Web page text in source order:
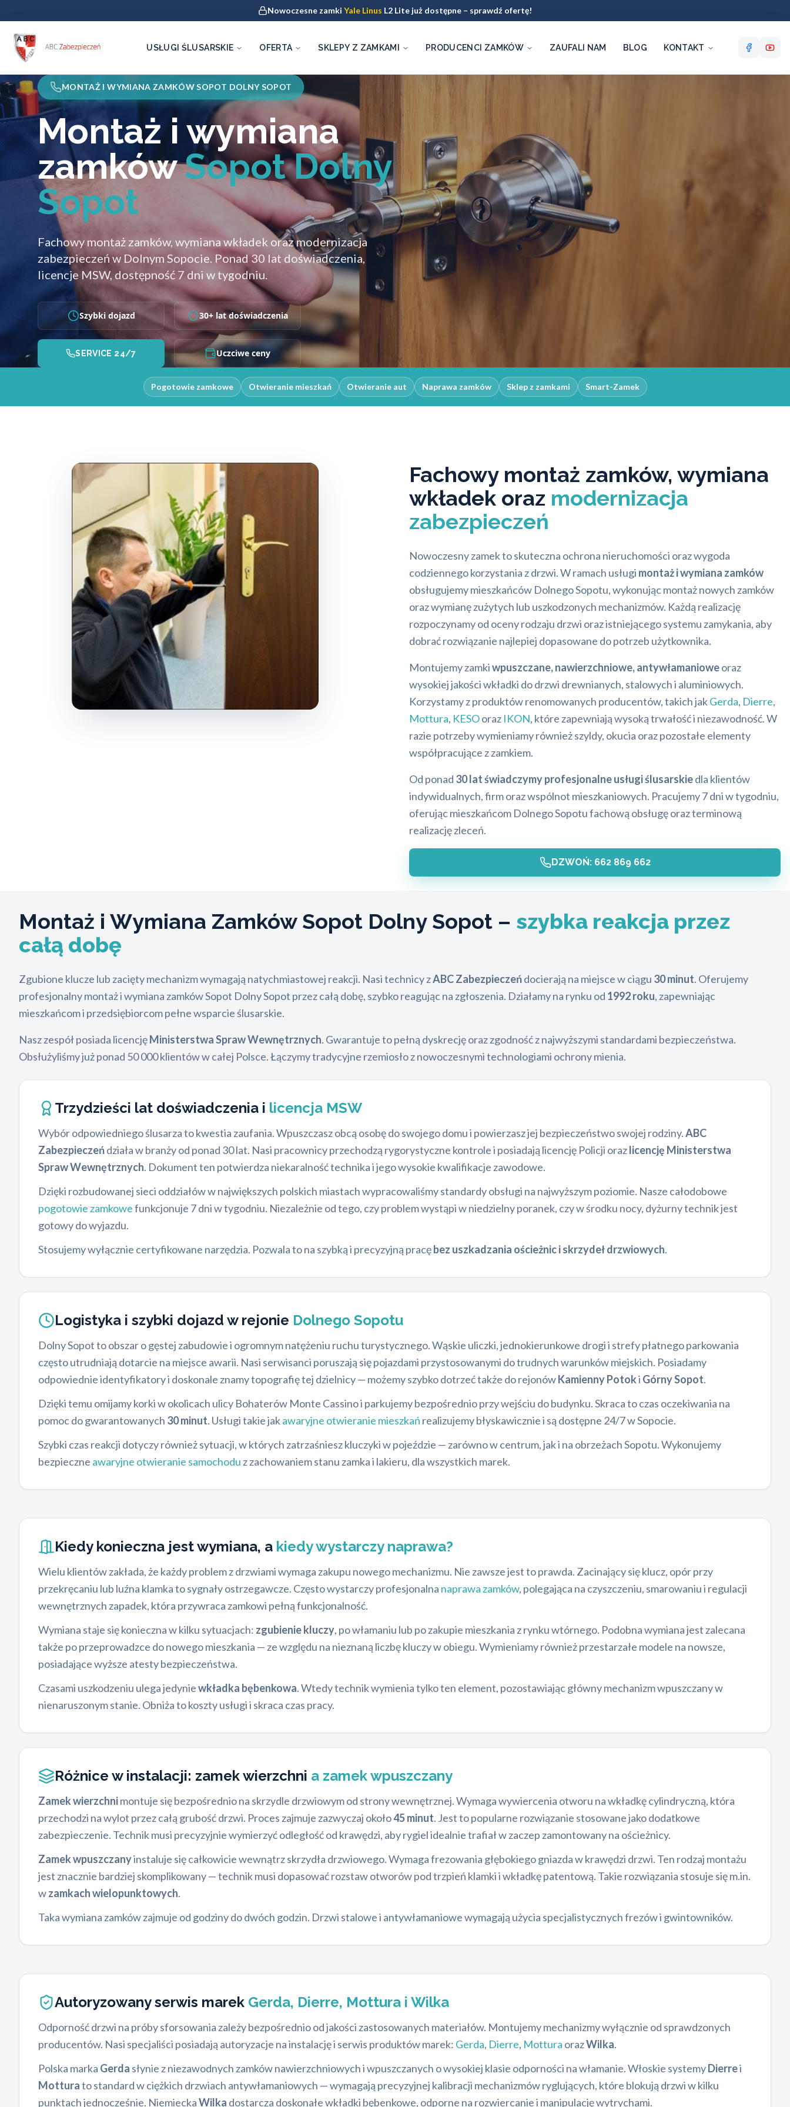
Nowoczesne zamki Yale Linus L2 Lite już dostępne – sprawdź ofertę!
USŁUGI ŚLUSARSKIE OFERTA SKLEPY Z ZAMKAMI PRODUCENCI ZAMKÓW ZAUFALI NAM BLOG KONTAKT
MONTAŻ I WYMIANA ZAMKÓW SOPOT DOLNY SOPOT
Montaż i wymiana
zamkówSopot Dolny
Sopot
Fachowy montaż zamków, wymiana wkładek oraz modernizacja
zabezpieczeń w Dolnym Sopocie. Ponad 30 lat doświadczenia,
licencje MSW, dostępność 7 dni w tygodniu.
Szybki dojazd 30+ lat doświadczenia
SERVICE 24/7 Uczciwe ceny
Pogotowie zamkowe Otwieranie mieszkań Otwieranie aut Naprawa zamków Sklep z zamkami Smart-Zamek
Fachowy montaż zamków, wymiana
wkładek oraz modernizacja
zabezpieczeń
Nowoczesny zamek to skuteczna ochrona nieruchomości oraz wygoda
codziennego korzystania z drzwi. W ramach usługi montaż i wymiana zamków
obsługujemy mieszkańców Dolnego Sopotu, wykonując montaż nowych zamków
oraz wymianę zużytych lub uszkodzonych mechanizmów. Każdą realizację
rozpoczynamy od oceny rodzaju drzwi oraz istniejącego systemu zamykania, aby
dobrać rozwiązanie najlepiej dopasowane do potrzeb użytkownika.
Montujemy zamkiwpuszczane, nawierzchniowe, antywłamanioweoraz
wysokiej jakości wkładki do drzwi drewnianych, stalowych i aluminiowych.
Korzystamy z produktów renomowanych producentów, takich jakGerda, Dierre,
Mottura, KESOoraz IKON, które zapewniają wysoką trwałość i niezawodność. W
razie potrzeby wymieniamy również szyldy, okucia oraz pozostałe elementy
współpracujące z zamkiem.
Od ponad 30 lat świadczymy profesjonalne usługi ślusarskiedla klientów
indywidualnych, firm oraz wspólnot mieszkaniowych. Pracujemy 7 dni w tygodniu,
oferując mieszkańcom Dolnego Sopotu fachową obsługę oraz terminową
realizację zleceń.
DZWOŃ: 662 869 662
Montaż i Wymiana Zamków Sopot Dolny Sopot – szybka reakcja przez
całą dobę
Zgubione klucze lub zacięty mechanizm wymagają natychmiastowej reakcji. Nasi technicy zABC Zabezpieczeńdocierają na miejsce w ciągu 30 minut. Oferujemy
profesjonalny montaż i wymiana zamków Sopot Dolny Sopot przez całą dobę, szybko reagując na zgłoszenia. Działamy na rynku od 1992 roku, zapewniając
mieszkańcom i przedsiębiorcom pełne wsparcie ślusarskie.
Nasz zespół posiada licencjęMinisterstwa Spraw Wewnętrznych. Gwarantuje to pełną dyskrecję oraz zgodność z najwyższymi standardami bezpieczeństwa.
Obsłużyliśmy już ponad 50 000 klientów w całej Polsce. Łączymy tradycyjne rzemiosło z nowoczesnymi technologiami ochrony mienia.
Trzydzieści lat doświadczenia i licencja MSW
Wybór odpowiedniego ślusarza to kwestia zaufania. Wpuszczasz obcą osobę do swojego domu i powierzasz jej bezpieczeństwo swojej rodziny.ABC
Zabezpieczeńdziała w branży od ponad 30 lat. Nasi pracownicy przechodzą rygorystyczne kontrole i posiadają licencję Policji orazlicencję Ministerstwa
Spraw Wewnętrznych. Dokument ten potwierdza niekaralność technika i jego wysokie kwalifikacje zawodowe.
Dzięki rozbudowanej sieci oddziałów w największych polskich miastach wypracowaliśmy standardy obsługi na najwyższym poziomie. Nasze całodobowe
pogotowie zamkowefunkcjonuje 7 dni w tygodniu. Niezależnie od tego, czy problem wystąpi w niedzielny poranek, czy w środku nocy, dyżurny technik jest
gotowy do wyjazdu.
Stosujemy wyłącznie certyfikowane narzędzia. Pozwala to na szybką i precyzyjną pracębez uszkadzania ościeżnic i skrzydeł drzwiowych.
Logistyka i szybki dojazd w rejonie Dolnego Sopotu
Dolny Sopot to obszar o gęstej zabudowie i ogromnym natężeniu ruchu turystycznego. Wąskie uliczki, jednokierunkowe drogi i strefy płatnego parkowania
często utrudniają dotarcie na miejsce awarii. Nasi serwisanci poruszają się pojazdami przystosowanymi do trudnych warunków miejskich. Posiadamy
odpowiednie identyfikatory i doskonale znamy topografię tej dzielnicy — możemy szybko dotrzeć także do rejonówKamienny Potoki Górny Sopot.
Dzięki temu omijamy korki w okolicach ulicy Bohaterów Monte Cassino i parkujemy bezpośrednio przy wejściu do budynku. Skraca to czas oczekiwania na
pomoc do gwarantowanych 30 minut. Usługi takie jakawaryjne otwieranie mieszkań realizujemy błyskawicznie i są dostępne 24/7 w Sopocie.
Szybki czas reakcji dotyczy również sytuacji, w których zatrzaśniesz kluczyki w pojeździe — zarówno w centrum, jak i na obrzeżach Sopotu. Wykonujemy
bezpieczne awaryjne otwieranie samochodu z zachowaniem stanu zamka i lakieru, dla wszystkich marek.
Kiedy konieczna jest wymiana, a kiedy wystarczy naprawa?
Wielu klientów zakłada, że każdy problem z drzwiami wymaga zakupu nowego mechanizmu. Nie zawsze jest to prawda. Zacinający się klucz, opór przy
przekręcaniu lub luźna klamka to sygnały ostrzegawcze. Często wystarczy profesjonalna naprawa zamków, polegająca na czyszczeniu, smarowaniu i regulacji
wewnętrznych zapadek, która przywraca zamkowi pełną funkcjonalność.
Wymiana staje się konieczna w kilku sytuacjach: zgubienie kluczy, po włamaniu lub po zakupie mieszkania z rynku wtórnego. Podobna wymiana jest zalecana
także po przeprowadzce do nowego mieszkania — ze względu na nieznaną liczbę kluczy w obiegu. Wymieniamy również przestarzałe modele na nowsze,
posiadające wyższe atesty bezpieczeństwa.
Czasami uszkodzeniu ulega jedyniewkładka bębenkowa. Wtedy technik wymienia tylko ten element, pozostawiając główny mechanizm wpuszczany w
nienaruszonym stanie. Obniża to koszty usługi i skraca czas pracy.
Różnice w instalacji: zamek wierzchni a zamek wpuszczany
Zamek wierzchnimontuje się bezpośrednio na skrzydle drzwiowym od strony wewnętrznej. Wymaga wywiercenia otworu na wkładkę cylindryczną, która
przechodzi na wylot przez całą grubość drzwi. Proces zajmuje zazwyczaj około45 minut. Jest to popularne rozwiązanie stosowane jako dodatkowe
zabezpieczenie. Technik musi precyzyjnie wymierzyć odległość od krawędzi, aby rygiel idealnie trafiał w zaczep zamontowany na ościeżnicy.
Zamek wpuszczanyinstaluje się całkowicie wewnątrz skrzydła drzwiowego. Wymaga frezowania głębokiego gniazda w krawędzi drzwi. Ten rodzaj montażu
jest znacznie bardziej skomplikowany — technik musi dopasować rozstaw otworów pod trzpień klamki i wkładkę patentową. Takie rozwiązania stosuje się m.in.
wzamkach wielopunktowych.
Taka wymiana zamków zajmuje od godziny do dwóch godzin. Drzwi stalowe i antywłamaniowe wymagają użycia specjalistycznych frezów i gwintowników.
Autoryzowany serwis marek Gerda, Dierre, Mottura i Wilka
Odporność drzwi na próby sforsowania zależy bezpośrednio od jakości zastosowanych materiałów. Montujemy mechanizmy wyłącznie od sprawdzonych
producentów. Nasi specjaliści posiadają autoryzacje na instalację i serwis produktów marek: Gerda, Dierre, Mottura orazWilka.
Polska marka Gerda słynie z niezawodnych zamków nawierzchniowych i wpuszczanych o wysokiej klasie odporności na włamanie. Włoskie systemyDierrei
Motturato standard w ciężkich drzwiach antywłamaniowych — wymagają precyzyjnej kalibracji mechanizmów ryglujących, które blokują drzwi w kilku
punktach jednocześnie. NiemieckaWilka dostarcza doskonałe wkładki bębenkowe, odporne na rozwiercanie i manipulację wytrychami.